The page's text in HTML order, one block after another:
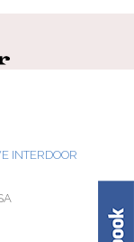
INTERDOOR